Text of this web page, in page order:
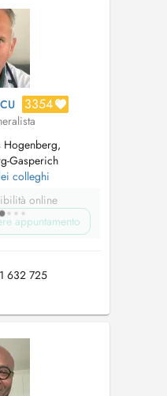
3354
Hogenberg,
Gasperich
colleghi
online
appuntamento
632 725